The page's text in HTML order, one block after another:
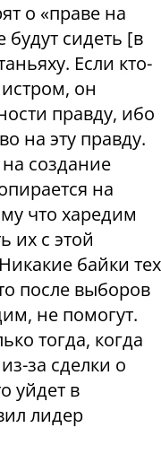
о «праве на
будут сидеть [в
Если кто-
он
правду, ибо
на эту правду.
создание
на
что харедим
их с этой
байки тех
после выборов
не помогут.
тогда, когда
за сделки о
уйдет в
лидер